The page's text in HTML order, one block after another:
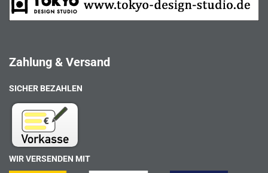
Zahlung & Versand
SICHER BEZAHLEN
WIR VERSENDEN MIT